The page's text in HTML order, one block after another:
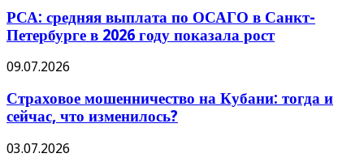
РСА: средняя выплата по ОСАГО в Санкт-
Петербурге в 2026 году показала рост
09.07.2026
Страховое мошенничество на Кубани: тогда и
сейчас, что изменилось?
03.07.2026